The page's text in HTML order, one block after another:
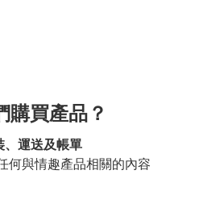
購買產品？
、運送及帳單
何與情趣產品相關的內容